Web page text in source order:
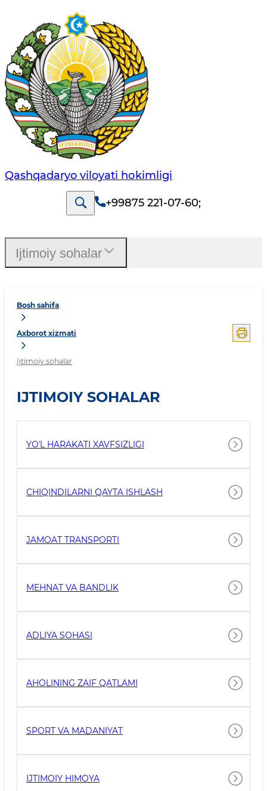
Qashqadaryo viloyati hоkimligi
+99875 221-07-60;
Bosh sahifa
Axborot xizmati
Ijtimoiy sohalar
IJTIMOIY SOHALAR
YOʼL HARAKATI XAVFSIZLIGI
CHIQINDILARNI QAYTA ISHLASH
JAMOAT TRANSPORTI
MEHNAT VA BANDLIK
ADLIYA SOHASI
AHOLINING ZAIF QATLAMI
SPORT VA MADANIYAT
IJTIMOIY HIMOYA
Ijtimoiy sohalar